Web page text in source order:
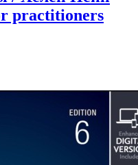
practitioners